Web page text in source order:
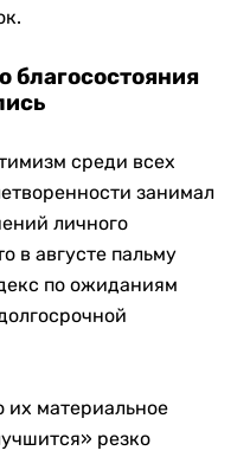
среди всех
занимал
личного
в августе пальму
по ожиданиям
материальное
резко